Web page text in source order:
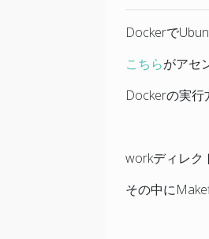
Dockerで
こちらがアセ
Dockerの実行
workディレク
その中に